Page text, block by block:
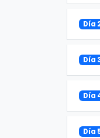
Día
Día
Día
Día